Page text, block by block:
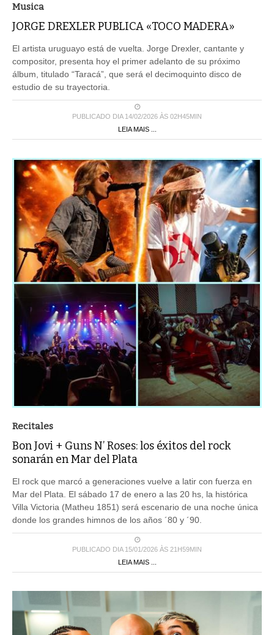
Musica
JORGE DREXLER PUBLICA «TOCO MADERA»
El artista uruguayo está de vuelta. Jorge Drexler, cantante y
compositor, presenta hoy el primer adelanto de su próximo
álbum, titulado “Taracá”, que será el decimoquinto disco de
estudio de su trayectoria.
PUBLICADO DIA 14/02/2026 ÀS 02H45MIN
LEIA MAIS ...
Recitales
Bon Jovi + Guns N’ Roses: los éxitos del rock
sonarán en Mar del Plata
El rock que marcó a generaciones vuelve a latir con fuerza en
Mar del Plata. El sábado 17 de enero a las 20 hs, la histórica
Villa Victoria (Matheu 1851) será escenario de una noche única
donde los grandes himnos de los años ´80 y ´90.
PUBLICADO DIA 15/01/2026 ÀS 21H59MIN
LEIA MAIS ...